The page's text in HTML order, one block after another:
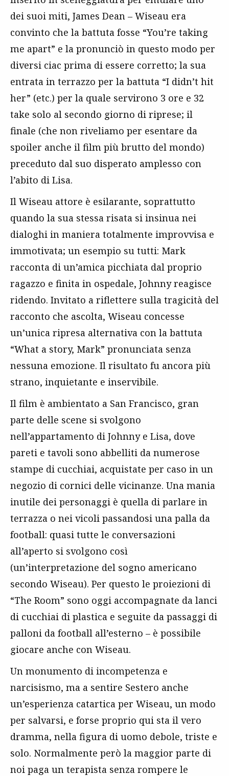
dei suoi miti, James Dean – Wiseau era
convinto che la battuta fosse “You’re taking
me apart” e la pronunciò in questo modo per
diversi ciac prima di essere corretto; la sua
entrata in terrazzo per la battuta “I didn’t hit
her” (etc.) per la quale servirono 3 ore e 32
take solo al secondo giorno di riprese; il
finale (che non riveliamo per esentare da
spoiler anche il film più brutto del mondo)
preceduto dal suo disperato amplesso con
l’abito di Lisa.
Il Wiseau attore è esilarante, soprattutto
quando la sua stessa risata si insinua nei
dialoghi in maniera totalmente improvvisa e
immotivata; un esempio su tutti: Mark
racconta di un’amica picchiata dal proprio
ragazzo e finita in ospedale, Johnny reagisce
ridendo. Invitato a riflettere sulla tragicità del
racconto che ascolta, Wiseau concesse
un’unica ripresa alternativa con la battuta
“What a story, Mark” pronunciata senza
nessuna emozione. Il risultato fu ancora più
strano, inquietante e inservibile.
Il film è ambientato a San Francisco, gran
parte delle scene si svolgono
nell’appartamento di Johnny e Lisa, dove
pareti e tavoli sono abbelliti da numerose
stampe di cucchiai, acquistate per caso in un
negozio di cornici delle vicinanze. Una mania
inutile dei personaggi è quella di parlare in
terrazza o nei vicoli passandosi una palla da
football: quasi tutte le conversazioni
all’aperto si svolgono così
(un’interpretazione del sogno americano
secondo Wiseau). Per questo le proiezioni di
“The Room” sono oggi accompagnate da lanci
di cucchiai di plastica e seguite da passaggi di
palloni da football all’esterno – è possibile
giocare anche con Wiseau.
Un monumento di incompetenza e
narcisismo, ma a sentire Sestero anche
un’esperienza catartica per Wiseau, un modo
per salvarsi, e forse proprio qui sta il vero
dramma, nella figura di uomo debole, triste e
solo. Normalmente però la maggior parte di
noi paga un terapista senza rompere le